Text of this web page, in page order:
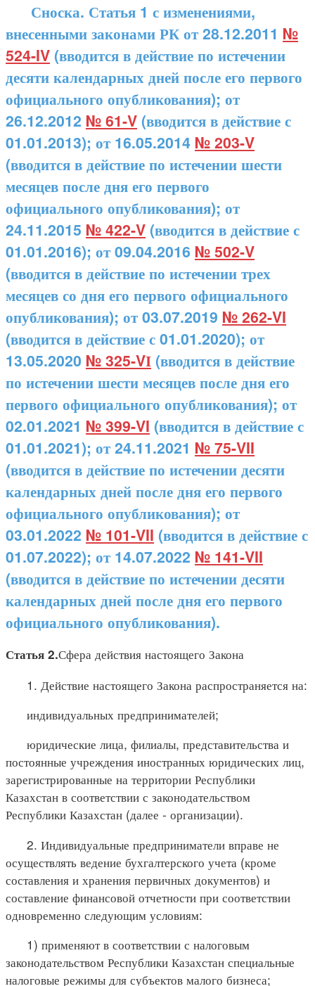
Сноска. Статья 1 с изменениями,
внесенными законами РК от 28.12.2011 №
524-IV (вводится в действие по истечении
десяти календарных дней после его первого
официального опубликования); от
26.12.2012 № 61-V (вводится в действие с
01.01.2013); от 16.05.2014 № 203-V
(вводится в действие по истечении шести
месяцев после дня его первого
официального опубликования); от
24.11.2015 № 422-V (вводится в действие с
01.01.2016); от 09.04.2016 № 502-V
(вводится в действие по истечении трех
месяцев со дня его первого официального
опубликования); от 03.07.2019 № 262-VI
(вводится в действие с 01.01.2020); от
13.05.2020 № 325-VІ (вводится в действие
по истечении шести месяцев после дня его
первого официального опубликования); от
02.01.2021 № 399-VI (вводится в действие с
01.01.2021); от 24.11.2021 № 75-VII
(вводится в действие по истечении десяти
календарных дней после дня его первого
официального опубликования); от
03.01.2022 № 101-VII (вводится в действие с
01.07.2022); от 14.07.2022 № 141-VII
(вводится в действие по истечении десяти
календарных дней после дня его первого
официального опубликования).
Статья 2.Сфера действия настоящего Закона
1. Действие настоящего Закона распространяется на:
индивидуальных предпринимателей;
юридические лица, филиалы, представительства и
постоянные учреждения иностранных юридических лиц,
зарегистрированные на территории Республики
Казахстан в соответствии с законодательством
Республики Казахстан (далее - организации).
2. Индивидуальные предприниматели вправе не
осуществлять ведение бухгалтерского учета (кроме
составления и хранения первичных документов) и
составление финансовой отчетности при соответствии
одновременно следующим условиям:
1) применяют в соответствии с налоговым
законодательством Республики Казахстан специальные
налоговые режимы для субъектов малого бизнеса;